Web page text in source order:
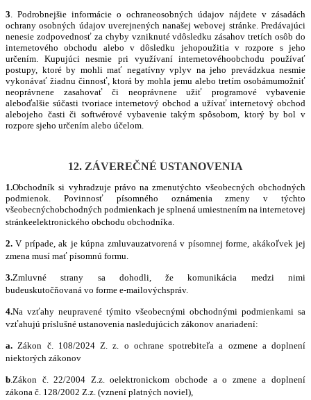
3 . Podrobnejšie informácie o ochraneosobných údajov nájdete v zásadách
ochrany osobných údajov uverejnených nanašej webovej stránke. Predávajúci
nenesie zodpovednosť za chyby vzniknuté vdôsledku zásahov tretích osôb do
internetového obchodu alebo v dôsledku jehopoužitia v rozpore s jeho
určením. Kupujúci nesmie pri využívaní internetovéhoobchodu používať
postupy, ktoré by mohli mať negatívny vplyv na jeho prevádzkua nesmie
vykonávať žiadnu činnosť, ktorá by mohla jemu alebo tretím osobámumožniť
neoprávnene zasahovať či neoprávnene užiť programové vybavenie
aleboďalšie súčasti tvoriace internetový obchod a užívať internetový obchod
alebojeho časti či softwérové vybavenie takým spôsobom, ktorý by bol v
rozpore sjeho určením alebo účelom.
12. ZÁVEREČNÉ USTANOVENIA
1.Obchodník si vyhradzuje právo na zmenutýchto všeobecných obchodných
podmienok. Povinnosť písomného oznámenia zmeny v týchto
všeobecnýchobchodných podmienkach je splnená umiestnením na internetovej
stránkeelektronického obchodu obchodníka.
2. V prípade, ak je kúpna zmluvauzatvorená v písomnej forme, akákoľvek jej
zmena musí mať písomnú formu.
3.Zmluvnéstrany sa dohodli, že komunikácia medzi nimi
budeuskutočňovaná vo forme e‐mailovýchspráv.
4.Na vzťahy neupravené týmito všeobecnými obchodnými podmienkami sa
vzťahujú príslušné ustanovenia nasledujúcich zákonov anariadení:
a. Zákon č. 108/2024 Z. z. o ochrane spotrebiteľa a ozmene a doplnení
niektorých zákonov
b.Zákon č. 22/2004 Z.z. oelektronickom obchode a o zmene a doplnení
zákona č. 128/2002 Z.z. (vznení platných noviel),